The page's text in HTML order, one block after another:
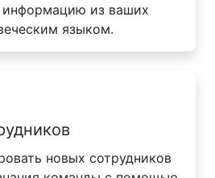
информацию из ваших
языком.
новых сотрудников